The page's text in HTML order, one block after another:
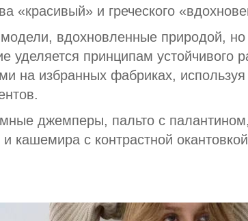
«красивый» и греческого
вдохновленные природой,
уделяется принципам устойчивого
на избранных фабриках,
джемперы, пальто с
кашемира с контрастной